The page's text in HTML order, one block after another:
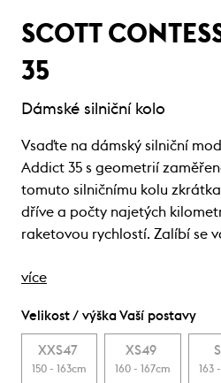
SCOTT
35
Dámské silniční kolo
Vsaďte na dámský silniční
Addict 35 s geometrií
tomuto silničnímu kolu
dříve a počty najetých
raketovou rychlostí. Zalíbí se
více
Velikost / výška Vaší postavy
XXS47
150 - 163cm
XS49
160 - 167cm 163